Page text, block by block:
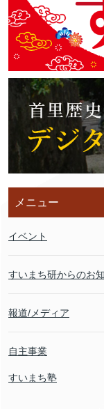
メニュー
イベント
すいまち研からのお
報道/メディア
自主事業
すいまち塾